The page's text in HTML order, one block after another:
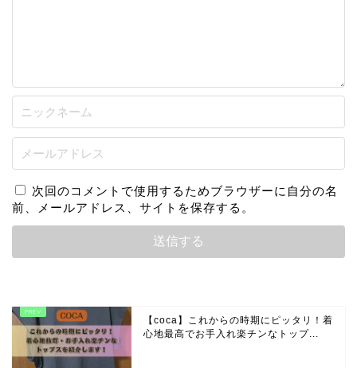
次回のコメントで使用するためブラウザーに自分の名
前、メールアドレス、サイトを保存する。
【coca】これからの時期にピッタリ！着
心地最高でお手入れ楽チンなトップ...